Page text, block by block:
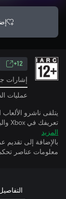
12+
إشارات
عمليات
يتلقى ناشرو
تعريفك في Xbox والبيانات المقترنة بينما تمارس الألعاب.
المزيد
بالإضافة إلى تقديم
معلومات عناصر تحكم